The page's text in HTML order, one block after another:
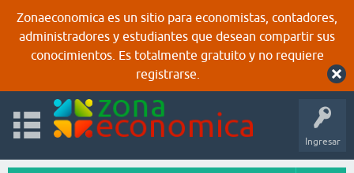
Zonaeconomica es un sitio para economistas, contadores,
administradores y estudiantes que desean compartir sus
conocimientos. Es totalmente gratuito y no requiere
registrarse.
Ingresar